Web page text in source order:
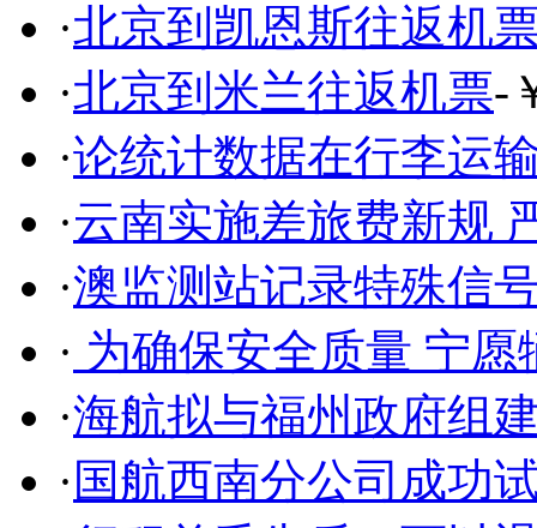
·北京到凯恩斯往返机
·北京到米兰往返机票-
·论统计数据在行李运
·云南实施差旅费新规
·澳监测站记录特殊信
· 为确保安全质量 宁愿
·海航拟与福州政府组
· 国航西南分公司成功